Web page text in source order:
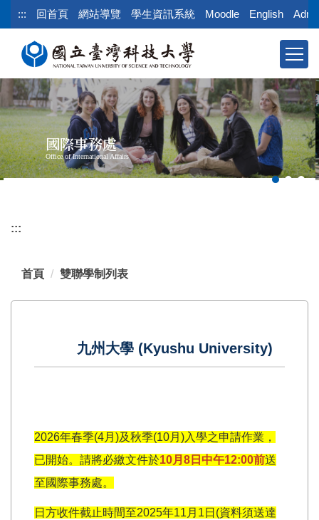
到
內
容
區
塊
::: 回首頁 網站導覽 學生資訊系統 Moodle English
國際事務處
Office of International Affairs
:::
首頁 雙聯學制列表
九州大學 (Kyushu University)
2026年春季(4月)及秋季(10月)入學之申請作業，
已開始。請將必繳文件於10月8日中午12:00前送
至國際事務處。
日方收件截止時間至2025年11月1日(資料須送達